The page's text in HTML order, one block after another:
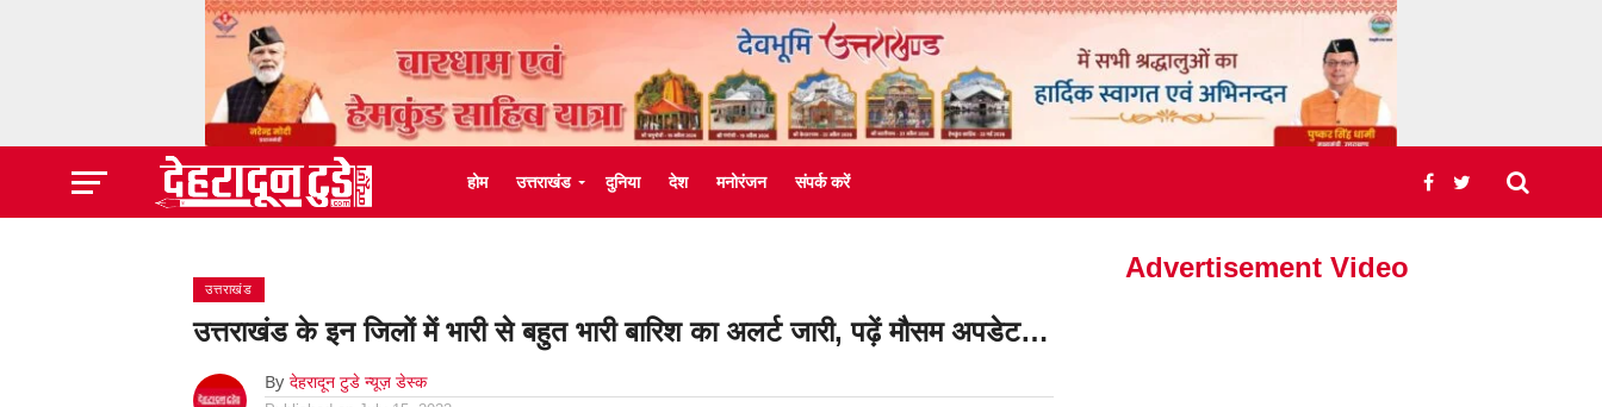
होम उत्तराखंड दुनिया देश मनोरंजन संपर्क करें
उत्तराखंड
उत्तराखंड के इन जिलों में भारी से बहुत भारी बारिश का अलर्ट जारी, पढ़ें मौसम अपडेट…
By देहरादून टुडे न्यूज़ डेस्क
Advertisement Video